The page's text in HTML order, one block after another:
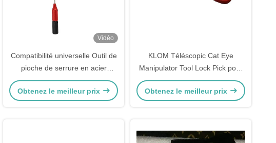
Vidéo
Compatibilité universelle Outil de
pioche de serrure en acier
inoxydable pour contourner les
serrures à terre de porte en
Obtenez le meilleur prix
KLOM Téléscopic Cat Eye
Manipulator Tool Lock Pick pour
une ouverture rapide du verrou
Obtenez le meilleur prix